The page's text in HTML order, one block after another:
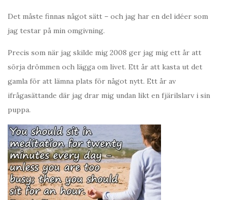
Det måste finnas något sätt – och jag har en del idéer som
jag testar på min omgivning.
Precis som när jag skilde mig 2008 ger jag mig ett år att
sörja drömmen och lägga om livet. Ett år att kasta ut det
gamla för att lämna plats för något nytt. Ett år av
ifrågasättande där jag drar mig undan likt en fjärilslarv i sin
puppa.